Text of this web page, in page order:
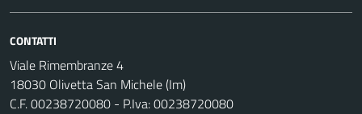
CONTATTI
Viale Rimembranze 4
18030 Olivetta San Michele (Im)
C.F. 00238720080 - P.Iva: 00238720080